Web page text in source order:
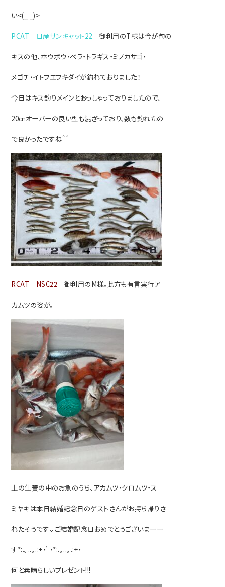
い<(_ _)>
PCAT 日産サンキャット22 御利用のT様は今が旬の
キスの他、ホウボウ・ベラ・トラギス・ミノカサゴ・
メゴチ・イトフエフキダイが釣れておりました！
今日はキス釣りメインとおっしゃっておりましたので、
20㎝オーバーの良い型も混ざっており、数も釣れたの
で良かったですね＾＾
RCAT NSC22 御利用のM様。此方も有言実行ア
カムツの姿が。
上の生簀の中のお魚のうち、アカムツ・クロムツ・ス
ミヤキは本日結婚記念日のゲストさんがお持ち帰り さ
れたそうです⇓ご結婚記念日おめでとうございまーー
す*:.｡..｡.:+・ﾟ・*:.｡..｡.:+・
何と素晴らしいプレゼント!!!